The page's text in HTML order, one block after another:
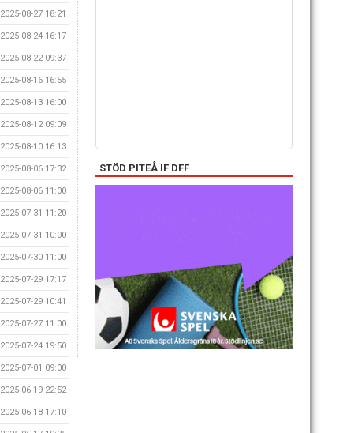
2025-08-27 18:21
2025-08-24 16:17
2025-08-22 09:37
2025-08-16 16:55
2025-08-13 16:00
2025-08-12 09:09
2025-08-10 16:13
2025-08-06 17:32
2025-08-06 11:00
2025-07-31 11:20
2025-07-31 10:00
2025-07-30 11:00
2025-07-29 17:17
2025-07-29 10:41
2025-07-27 11:00
2025-07-24 19:50
2025-07-01 09:00
2025-06-19 22:52
2025-06-18 17:10
STÖD PITEÅ IF DFF